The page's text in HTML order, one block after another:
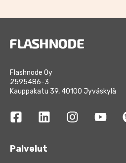
Flashnode Oy
2595486-3
Kauppakatu 39, 40100 Jyväskylä
Palvelut